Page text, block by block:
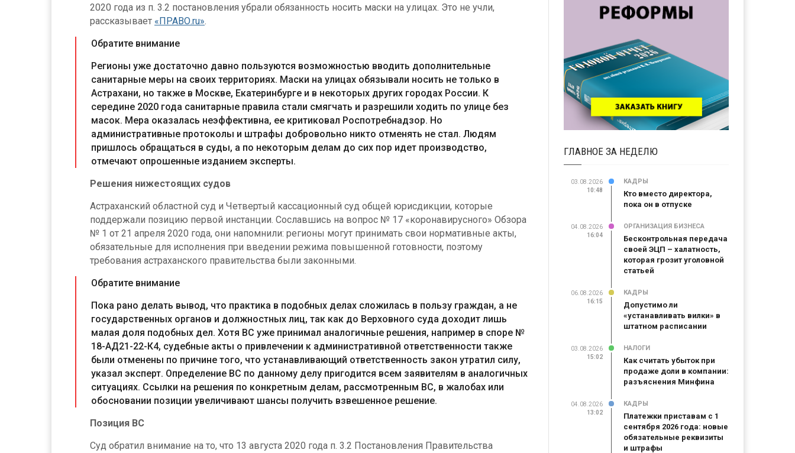
2020 года из п. 3.2 постановления убрали обязанность носить маски на улицах. Это не учли,
рассказывает «ПРАВО.ru».
Обратите внимание
Регионы уже достаточно давно пользуются возможностью вводить дополнительные
санитарные меры на своих территориях. Маски на улицах обязывали носить не только в
Астрахани, но также в Москве, Екатеринбурге и в некоторых других городах России. К
середине 2020 года санитарные правила стали смягчать и разрешили ходить по улице без
масок. Мера оказалась неэффективна, ее критиковал Роспотребнадзор. Но
административные протоколы и штрафы добровольно никто отменять не стал. Людям
пришлось обращаться в суды, а по некоторым делам до сих пор идет производство,
отмечают опрошенные изданием эксперты.
Решения нижестоящих судов
Астраханский областной суд и Четвертый кассационный суд общей юрисдикции, которые
поддержали позицию первой инстанции. Сославшись на вопрос № 17 «коронавирусного» Обзора
№ 1 от 21 апреля 2020 года, они напомнили: регионы могут принимать свои нормативные акты,
обязательные для исполнения при введении режима повышенной готовности, поэтому
требования астраханского правительства были законными.
Обратите внимание
Пока рано делать вывод, что практика в подобных делах сложилась в пользу граждан, а не
государственных органов и должностных лиц, так как до Верховного суда доходит лишь
малая доля подобных дел. Хотя ВС уже принимал аналогичные решения, например в споре №
18-АД21-22-К4, судебные акты о привлечении к административной ответственности также
были отменены по причине того, что устанавливающий ответственность закон утратил силу,
указал эксперт. Определение ВС по данному делу пригодится всем заявителям в аналогичных
ситуациях. Ссылки на решения по конкретным делам, рассмотренным ВС, в жалобах или
обосновании позиции увеличивают шансы получить взвешенное решение.
Позиция ВС
Суд обратил внимание на то, что 13 августа 2020 года п. 3.2 Постановления Правительства
ГЛАВНОЕ ЗА НЕДЕЛЮ
03.08.2026
10:48
КАДРЫ
Кто вместо директора,
пока он в отпуске
04.08.2026
16:04
ОРГАНИЗАЦИЯ БИЗНЕСА
Бесконтрольная передача
своей ЭЦП – халатность,
которая грозит уголовной
статьей
06.08.2026
16:15
КАДРЫ
Допустимо ли
«устанавливать вилки» в
штатном расписании
03.08.2026
15:02
НАЛОГИ
Как считать убыток при
продаже доли в компании:
разъяснения Минфина
04.08.2026
13:02
КАДРЫ
Платежки приставам с 1
сентября 2026 года: новые
обязательные реквизиты
и штрафы